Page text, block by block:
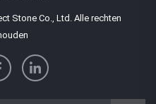
Stone Co., Ltd. Alle rechten